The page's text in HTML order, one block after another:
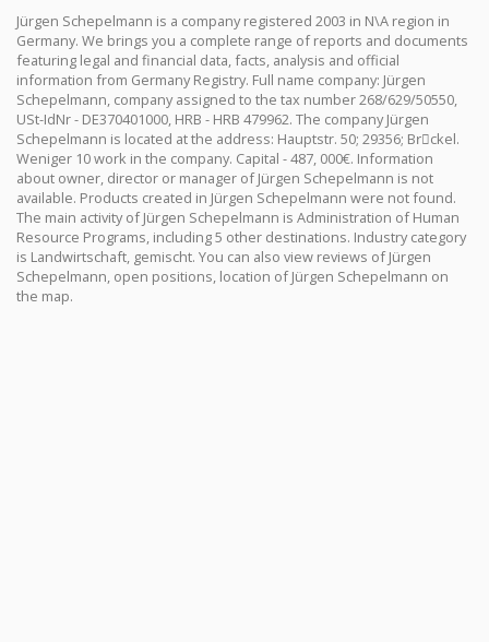
Jürgen Schepelmann is a company registered 2003 in N\A region in
Germany. We brings you a complete range of reports and documents
featuring legal and financial data, facts, analysis and official
information from Germany Registry. Full name company: Jürgen
Schepelmann, company assigned to the tax number 268/629/50550,
USt-IdNr - DE370401000, HRB - HRB 479962. The company Jürgen
Schepelmann is located at the address: Hauptstr. 50; 29356; Brِckel.
Weniger 10 work in the company. Capital - 487, 000€. Information
about owner, director or manager of Jürgen Schepelmann is not
available. Products created in Jürgen Schepelmann were not found.
The main activity of Jürgen Schepelmann is Administration of Human
Resource Programs, including 5 other destinations. Industry category
is Landwirtschaft, gemischt. You can also view reviews of Jürgen
Schepelmann, open positions, location of Jürgen Schepelmann on
the map.